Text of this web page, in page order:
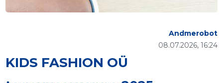
KIDS FASHION OÜ
08.07.2026, 16:24
Andmerobot